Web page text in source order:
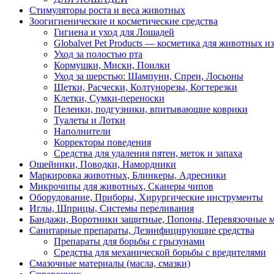
Стимуляторы роста и веса животных
Зоогигиенические и косметические средства
Гигиена и уход для Лошадей
Globalvet Pet Products — косметика для животных
Уход за полостью рта
Кормушки, Миски, Поилки
Уход за шерстью: Шампуни, Спреи, Лосьоны
Щетки, Расчески, Колтунорезы, Когтерезки
Клетки, Сумки-переноски
Пеленки, подгузники, впитывающие коврики
Туалеты и Лотки
Наполнители
Корректоры поведения
Средства для удаления пятен, меток и запаха
Ошейники, Поводки, Намордники
Маркировка животных, Блинкеры, Адресники
Микрочипы для животных, Сканеры чипов
Оборудование, Приборы, Хирургические инструменты
Иглы, Шприцы, Системы переливания
Бандажи, Воротники защитные, Попоны, Перевязочные
Санитарные препараты, Дезинфицирующие средства
Препараты для борьбы с грызунами
Средства для механической борьбы с вредителями
Смазочные материалы (масла, смазки)